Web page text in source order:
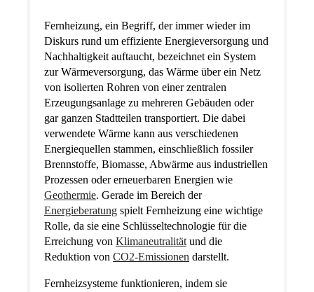
Fernheizung, ein Begriff, der immer wieder im
Diskurs rund um effiziente Energieversorgung und
Nachhaltigkeit auftaucht, bezeichnet ein System
zur Wärmeversorgung, das Wärme über ein Netz
von isolierten Rohren von einer zentralen
Erzeugungsanlage zu mehreren Gebäuden oder
gar ganzen Stadtteilen transportiert. Die dabei
verwendete Wärme kann aus verschiedenen
Energiequellen stammen, einschließlich fossiler
Brennstoffe, Biomasse, Abwärme aus industriellen
Prozessen oder erneuerbaren Energien wie
Geothermie. Gerade im Bereich der
Energieberatung spielt Fernheizung eine wichtige
Rolle, da sie eine Schlüsseltechnologie für die
Erreichung von Klimaneutralität und die
Reduktion von CO2-Emissionen darstellt.
Fernheizsysteme funktionieren, indem sie